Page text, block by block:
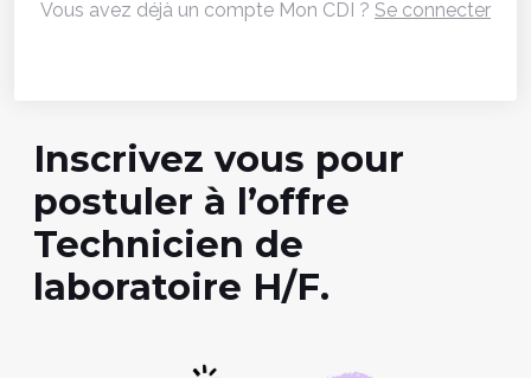
Inscrivez vous pour
postuler à l’offre
Technicien de
laboratoire H/F.
Vous avez déjà un compte Mon CDI ? Se connecter